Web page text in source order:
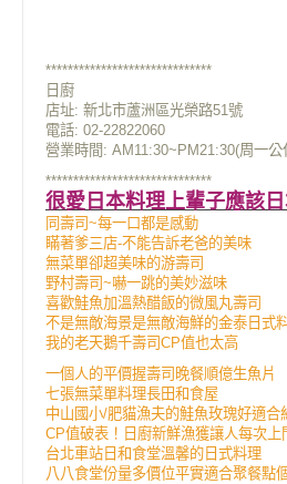
******************************
日廚
店址: 新北市蘆洲區光榮路51號
電話: 02-22822060
營業時間: AM11:30~PM21:30(周一公
******************************
很愛日本料理上輩子應該
同壽司~每一口都是感動
瞞著爹三店-不能告訴老爸的美味
無菜單卻超美味的游壽司
野村壽司~嚇一跳的美妙滋味
喜歡鮭魚加溫熱醋飯的微風丸壽司
不是無敵海景是無敵海鮮的金泰日式
我的老天鵝千壽司CP值也太高
一個人的平價握壽司晚餐順億生魚片
七張無菜單料理長田和食屋
中山國小/肥貓漁夫的鮭魚玫瑰好適合
CP值破表！日廚新鮮漁獲讓人每次上
台北車站日和食堂溫馨的日式料理
八八食堂份量多價位平實適合聚餐點